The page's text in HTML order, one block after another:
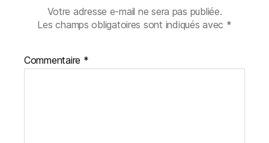
Votre adresse e-mail ne sera pas publiée.
Les champs obligatoires sont indiqués avec *
Commentaire *